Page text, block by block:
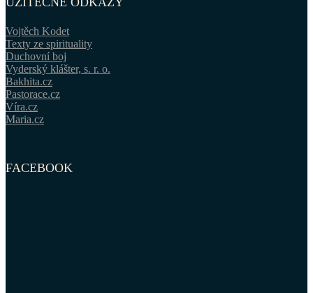
Vojtěch Kodet
Texty ze spirituality
Duchovní boj
Vyderský klášter, s. r. o.
Bakhita.cz
Pastorace.cz
Víra.cz
Maria.cz
FACEBOOK